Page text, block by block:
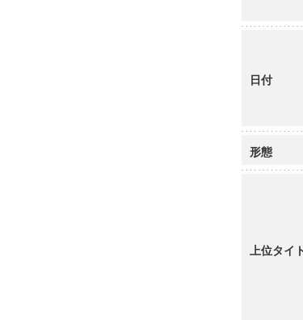
慶應義塾大学グローバルCOEプログラム論
博士課程教育リーディングプログラム「超成
日付
形態
上位タイ